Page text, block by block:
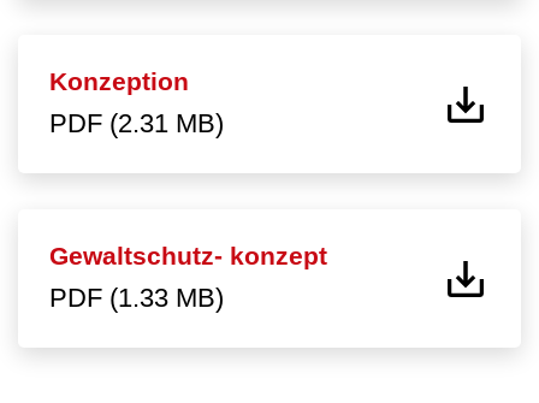
Konzeption
PDF (2.31 MB)
Gewaltschutz- konzept
PDF (1.33 MB)